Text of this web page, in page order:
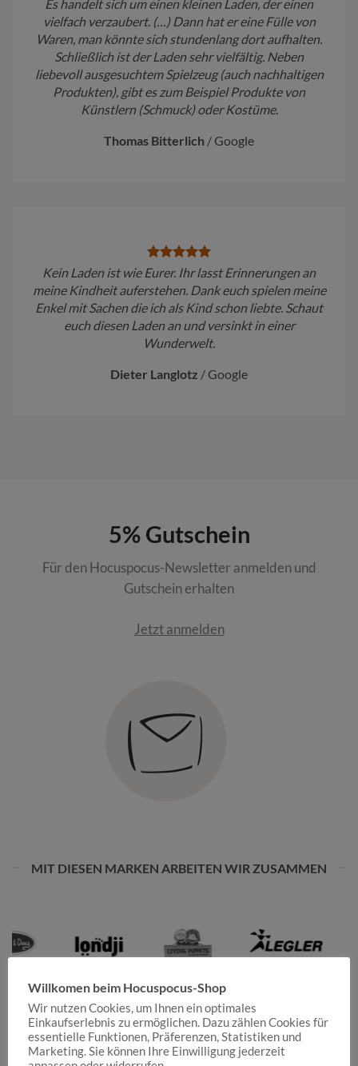
Es handelt sich um einen kleinen Laden, der einen
vielfach verzaubert. (…) Dann hat er eine Fülle von
Waren, man könnte sich stundenlang dort aufhalten.
Schließlich ist der Laden sehr vielfältig. Neben
liebevoll ausgesuchtem Spielzeug (auch nachhaltigen
Produkten), gibt es zum Beispiel Produkte von
Künstlern (Schmuck) oder Kostüme.
Thomas Bitterlich / Google
Kein Laden ist wie Eurer. Ihr lasst Erinnerungen an
meine Kindheit auferstehen. Dank euch spielen meine
Enkel mit Sachen die ich als Kind schon liebte. Schaut
euch diesen Laden an und versinkt in einer
Wunderwelt.
Dieter Langlotz / Google
5% Gutschein
Für den Hocuspocus-Newsletter anmelden und
Gutschein erhalten
Jetzt anmelden
MIT DIESEN MARKEN ARBEITEN WIR ZUSAMMEN
Willkomen beim Hocuspocus-Shop
Wir nutzen Cookies, um Ihnen ein optimales
Einkaufserlebnis zu ermöglichen. Dazu zählen Cookies für
essentielle Funktionen, Präferenzen, Statistiken und
Marketing. Sie können Ihre Einwilligung jederzeit